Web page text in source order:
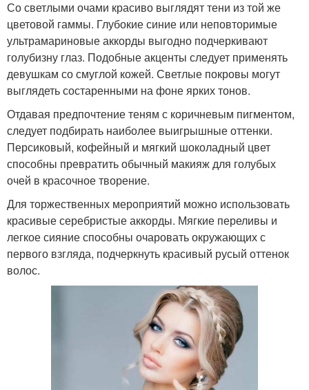
Со светлыми очами красиво выглядят тени из той же
цветовой гаммы. Глубокие синие или неповторимые
ультрамариновые аккорды выгодно подчеркивают
голубизну глаз. Подобные акценты следует применять
девушкам со смуглой кожей. Светлые покровы могут
выглядеть состаренными на фоне ярких тонов.
Отдавая предпочтение теням с коричневым пигментом,
следует подбирать наиболее выигрышные оттенки.
Персиковый, кофейный и мягкий шоколадный цвет
способны превратить обычный макияж для голубых
очей в красочное творение.
Для торжественных мероприятий можно использовать
красивые серебристые аккорды. Мягкие переливы и
легкое сияние способны очаровать окружающих с
первого взгляда, подчеркнуть красивый русый оттенок
волос.